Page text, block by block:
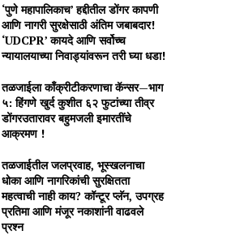
‘पुणे महापालिकाच’ हद्दीतील डोंगर कापणी
आणि नागरी सुरक्षेसाठी अंतिम जबाबदार!
‘UDCPR’ कायदे आणि सर्वोच्च
न्यायालयाच्या निवाड्यांवरून तरी घ्या धडा!
तळजाईला काँक्रीटीकरणाचा कॅन्सर—भाग
५: हिंगणे खुर्द कुशीत ६२ फुटांच्या तीव्र
डोंगरउतारावर बहुमजली इमारतींचे
आक्रमण !
तळजाईतील जलप्रवाह, भूस्खलनाचा
धोका आणि नागरिकांची सुरक्षितता
महत्वाची नाही काय? कॉन्टूर प्लॅन, उपग्रह
प्रतिमा आणि मंजूर नकाशांनी वाढवले
प्रश्न